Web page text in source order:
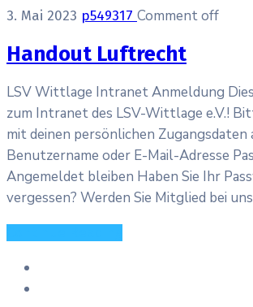
3. Mai 2023 p549317 Comment off
Handout Luftrecht
LSV Wittlage Intranet Anmeldung
zum Intranet des LSV-Wittlage e.V.!
mit deinen persönlichen Zugangsdaten
Benutzername oder E-Mail-Adresse
Angemeldet bleiben Haben Sie Ihr
vergessen? Werden Sie Mitglied bei uns